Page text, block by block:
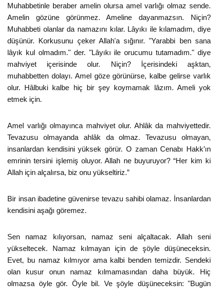
Muhabbetinle beraber amelin olursa amel varlığı olmaz sende.
Amelin gözüne görünmez. Ameline dayanmazsın. Niçin?
Muhabbeti olanlar da namazını kılar. Lâyıkı ile kılamadım, diye
düşünür. Korkusunu çeker Allah'a sığınır. "Yarabbi ben sana
lâyık kul olmadım." der. "Lâyıkı ile orucumu tutamadım." diye
mahviyet içerisinde olur. Niçin? İçerisindeki aşktan,
muhabbetten dolayı. Amel göze görünürse, kalbe gelirse varlık
olur. Hâlbuki kalbe hiç bir şey koymamak lâzım. Ameli yok
etmek için.
Amel varlığı olmayınca mahviyet olur. Ahlâk da mahviyettedir.
Tevazusu olmayanda ahlâk da olmaz. Tevazusu olmayan,
insanlardan kendisini yüksek görür. O zaman Cenabı Hakk’ın
emrinin tersini işlemiş oluyor. Allah ne buyuruyor? “Her kim ki
Allah için alçalırsa, biz onu yükseltiriz.”
Bir insan ibadetine güvenirse tevazu sahibi olamaz. İnsanlardan
kendisini aşağı göremez.
Sen namaz kılıyorsan, namaz seni alçaltacak. Allah seni
yükseltecek. Namaz kılmayan için de şöyle düşüneceksin.
Evet, bu namaz kılmıyor ama kalbi benden temizdir. Sendeki
olan kusur onun namaz kılmamasından daha büyük. Hiç
olmazsa öyle gör. Öyle bil. Ve şöyle düşüneceksin: "Bugün